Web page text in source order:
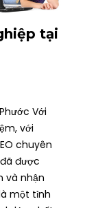
tại
Với
với
chuyên
được
và nhận
một tỉnh